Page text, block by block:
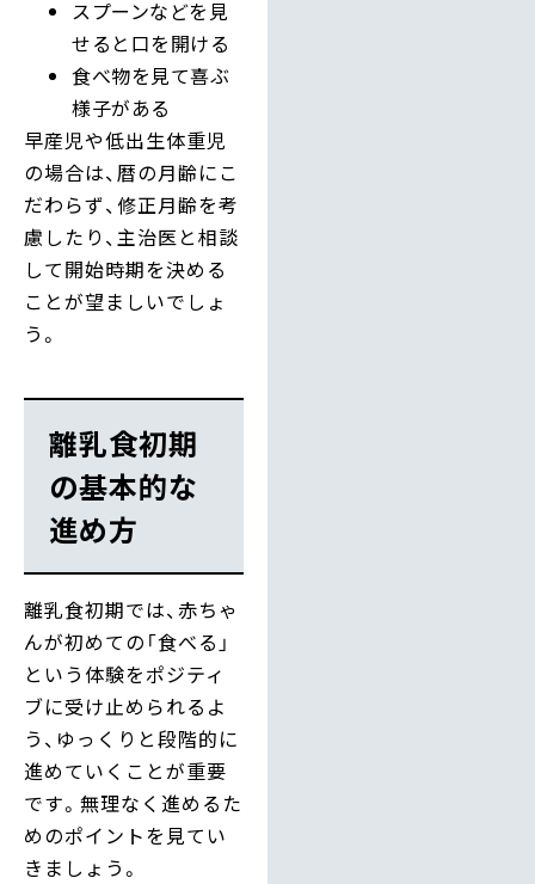
スプーンなどを見
せると口を開ける
食べ物を見て喜ぶ
様子がある
早産児や低出生体重児
の場合は、暦の月齢にこ
だわらず、修正月齢を考
慮したり、主治医と相談
して開始時期を決める
ことが望ましいでしょ
う。
離乳食初期
の基本的な
進め方
離乳食初期では、赤ちゃ
んが初めての「食べる」
という体験をポジティ
ブに受け止められるよ
う、ゆっくりと段階的に
進めていくことが重要
です。無理なく進めるた
めのポイントを見てい
きましょう。